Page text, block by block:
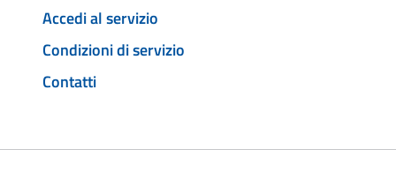
Accedi al servizio
Condizioni di servizio
Contatti